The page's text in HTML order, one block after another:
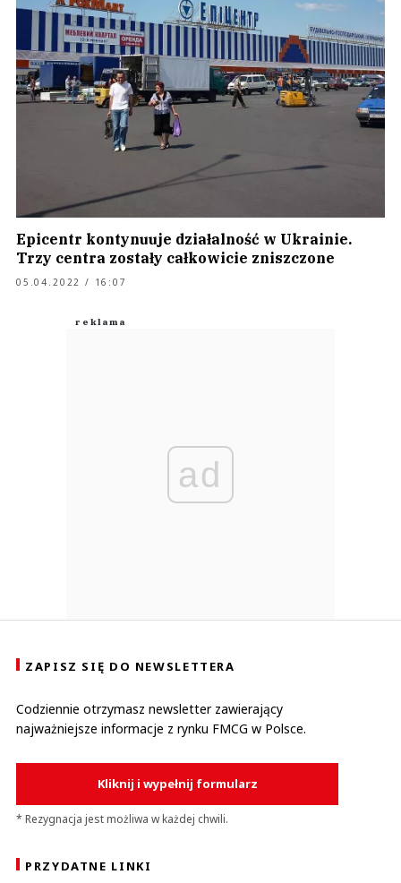
Epicentr kontynuuje działalność w Ukrainie.
Trzy centra zostały całkowicie zniszczone
05.04.2022 / 16:07
ad
ZAPISZ SIĘ DO NEWSLETTERA
Codziennie otrzymasz newsletter zawierający
najważniejsze informacje z rynku FMCG w Polsce.
Kliknij i wypełnij formularz
* Rezygnacja jest możliwa w każdej chwili.
PRZYDATNE LINKI